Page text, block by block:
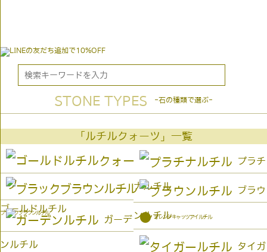
STONE TYPES -石の種類で選ぶ-
「ルチルクォーツ」一覧
ゴールドルチル
プラチ
ナルチル
ブラックブラウンルチル
ブラウ
ンルチル
ガーデ
ンルチル
● オレンジキャッツアイルチル
タイガ